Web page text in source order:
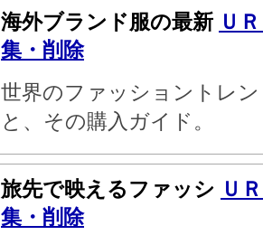
海外ブランド服の最新 Ｕ
集・削除
世界のファッショントレ
と、その購入ガイド。
旅先で映えるファッシ Ｕ
集・削除